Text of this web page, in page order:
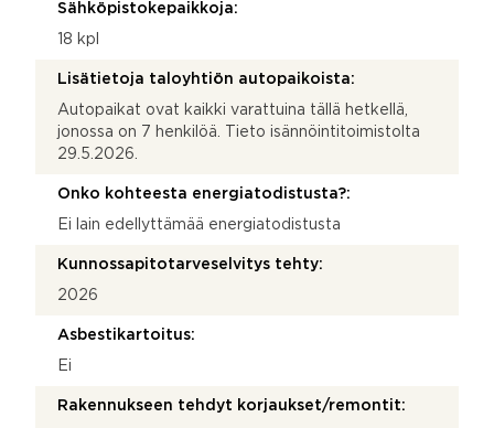
Sähköpistokepaikkoja:
18 kpl
Lisätietoja taloyhtiön autopaikoista:
Autopaikat ovat kaikki varattuina tällä hetkellä,
jonossa on 7 henkilöä. Tieto isännöintitoimistolta
29.5.2026.
Onko kohteesta energiatodistusta?:
Ei lain edellyttämää energiatodistusta
Kunnossapitotarveselvitys tehty:
2026
Asbestikartoitus:
Ei
Rakennukseen tehdyt korjaukset/remontit: